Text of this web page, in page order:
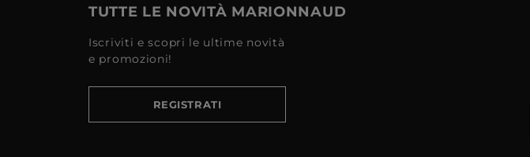
TUTTE LE NOVITÀ MARIONNAUD
Iscriviti e scopri le ultime novità
e promozioni!
REGISTRATI